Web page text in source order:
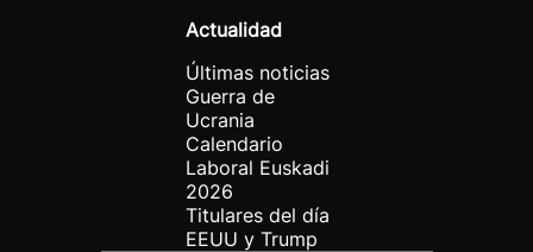
Actualidad
Últimas noticias
Guerra de
Ucrania
Calendario
Laboral Euskadi
2026
Titulares del día
EEUU y Trump